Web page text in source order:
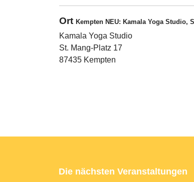
Ort Kempten NEU: Kamala Yoga Studio,
Kamala Yoga Studio
St. Mang-Platz 17
87435 Kempten
Die nächsten Veranstaltungen